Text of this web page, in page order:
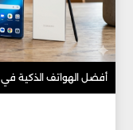
أفضل الهواتف الذكية في 2026